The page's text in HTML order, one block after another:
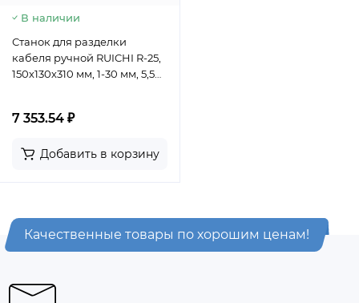
В наличии
Станок для разделки
кабеля ручной RUICHI R-25,
150х130х310 мм, 1-30 мм, 5,5
7 353.54 ₽
Добавить в корзину
Качественные товары по хорошим ценам!